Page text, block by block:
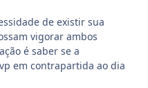
de existir sua
vigorar ambos
é saber se a
em contrapartida ao dia